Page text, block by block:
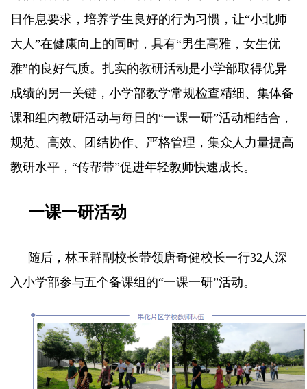
日作息要求，培养学生良好的行为习惯，让“小北师
大人”在健康向上的同时，具有“男生高雅，女生优
雅”的良好气质。扎实的教研活动是小学部取得优异
成绩的另一关键，小学部教学常规检查精细、集体备
课和组内教研活动与每日的“一课一研”活动相结合，
规范、高效、团结协作、严格管理，集众人力量提高
教研水平，“传帮带”促进年轻教师快速成长。
一课一研活动
随后，林玉群副校长带领唐奇健校长一行32人深
入小学部参与五个备课组的“一课一研”活动。